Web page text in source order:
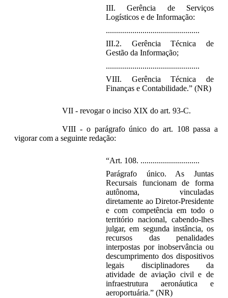
III. Gerência de Serviços
Logísticos e de Informação:
..............................................
III.2. Gerência Técnica de
Gestão da Informação;
..............................................
VIII. Gerência Técnica de
Finanças e Contabilidade.” (NR)
VII - revogar o inciso XIX do art. 93-C.
VIII - o parágrafo único do art. 108 passa a
vigorar com a seguinte redação:
“Art. 108. .............................
Parágrafo único. As Juntas
Recursais funcionam de forma
autônoma, vinculadas
diretamente ao Diretor-Presidente
e com competência em todo o
território nacional, cabendo-lhes
julgar, em segunda instância, os
recursos das penalidades
interpostas por inobservância ou
descumprimento dos dispositivos
legais disciplinadores da
atividade de aviação civil e de
infraestrutura aeronáutica e
aeroportuária.” (NR)